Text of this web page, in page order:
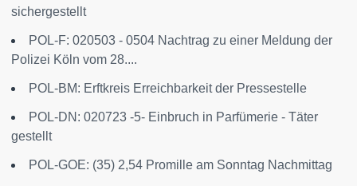
sichergestellt
POL-F: 020503 - 0504 Nachtrag zu einer Meldung der
Polizei Köln vom 28....
POL-BM: Erftkreis Erreichbarkeit der Pressestelle
POL-DN: 020723 -5- Einbruch in Parfümerie - Täter
gestellt
POL-GOE: (35) 2,54 Promille am Sonntag Nachmittag